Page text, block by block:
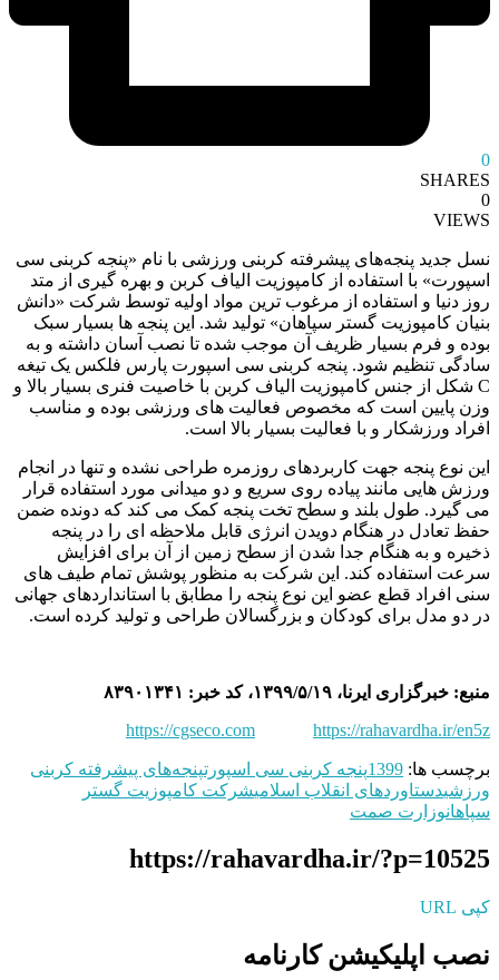
0
SHARES
0
VIEWS
نسل جدید پنجه‌های پیشرفته کربنی ورزشی با نام «پنجه کربنی سی
اسپورت» با استفاده از کامپوزیت الیاف کربن و بهره گیری از متد
روز دنیا و استفاده از مرغوب ترین مواد اولیه توسط شرکت «دانش
بنیان کامپوزیت گستر سپاهان» تولید شد. این پنجه ها بسیار سبک
بوده و فرم بسیار ظریف آن موجب شده تا نصب آسان داشته و به
سادگی تنظیم شود. پنجه کربنی سی اسپورت پارس فلکس یک تیغه
C شکل از جنس کامپوزیت الیاف کربن با خاصیت فنری بسیار بالا و
وزن پایین است که مخصوص فعالیت های ورزشی بوده و مناسب
افراد ورزشکار و با فعالیت بسیار بالا است.
این نوع پنجه جهت کاربردهای روزمره طراحی نشده و تنها در انجام
ورزش هایی مانند پیاده روی سریع و دو میدانی مورد استفاده قرار
می گیرد. طول بلند و سطح تخت پنجه کمک می کند که دونده ضمن
حفظ تعادل در هنگام دویدن انرژی قابل ملاحظه ای را در پنجه
ذخیره و به هنگام جدا شدن از سطح زمین از آن برای افزایش
سرعت استفاده کند. این شرکت به منظور پوشش تمام طیف های
سنی افراد قطع عضو این نوع پنجه را مطابق با استانداردهای جهانی
در دو مدل برای کودکان و بزرگسالان طراحی و تولید کرده است.
منبع: خبرگزاری ایرنا، ۱۳۹۹/۵/۱۹، کد خبر: ۸۳۹۰۱۳۴۱
https://cgseco.com
https://rahavardha.ir/en5z
برچسب ها: 1399پنجه کربنی سی اسپورتپنجه‌های پیشرفته کربنی
ورزشیدستاوردهای انقلاب اسلامیشرکت کامپوزیت گستر
سپاهانوزارت صمت
https://rahavardha.ir/?p=10525
کپی URL
نصب اپلیکیشن کارنامه